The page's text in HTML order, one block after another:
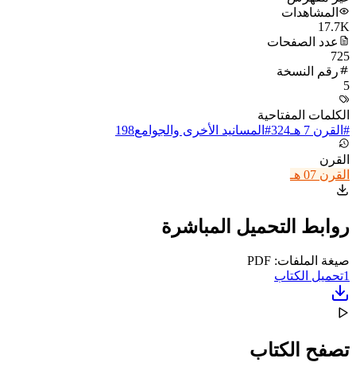
المشاهدات
17.7K
عدد الصفحات
725
رقم النسخة
5
الكلمات المفتاحية
# القرن 7 هـ 324
# المسانيد الأخرى والجوامع198
القرن
القرن 07 هـ
روابط التحميل المباشرة
صيغة الملفات: PDF
1تحميل الكتاب
تصفح الكتاب